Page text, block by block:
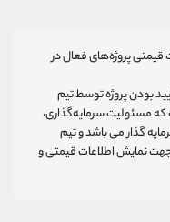
پروژه‌های فعال در
بودن پروژه توسط تیم
مسئولیت سرمایه‌گذاری،
گذار می باشد و تیم
نمایش اطلاعات قیمتی و